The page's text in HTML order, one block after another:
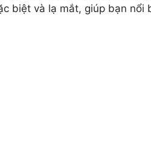
biệt và lạ mắt, giúp bạn